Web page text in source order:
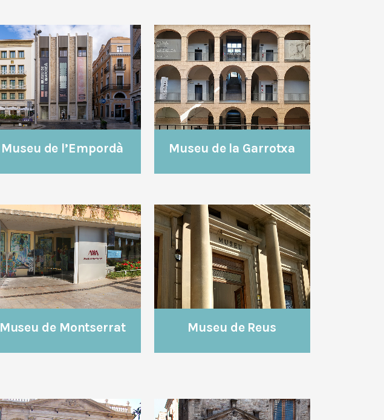
VEURE
Museu de l’Empordà
VEURE
Museu de la Garrotxa
VEURE
Museu de Montserrat
VEURE
Museu de Reus